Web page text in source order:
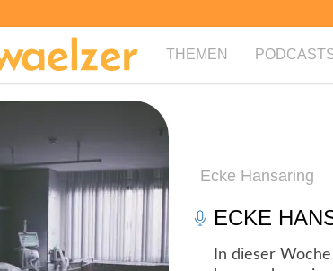
THEMEN
Ecke Hansaring
ECKE
In dieser